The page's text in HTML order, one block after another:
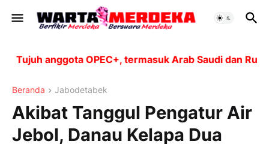
anggota OPEC+, termasuk Arab Saudi dan Rusia,
Beranda Jabodetabek
Akibat Tanggul Pengatur Air
Jebol, Danau Kelapa Dua